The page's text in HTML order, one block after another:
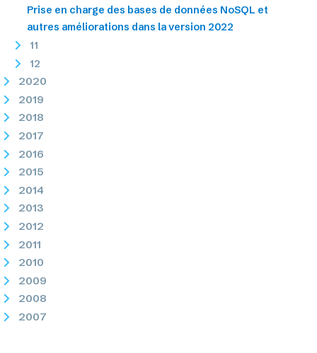
Prise en charge des bases de données NoSQL et
autres améliorations dans la version 2022
11
12
2020
2019
2018
2017
2016
2015
2014
2013
2012
2011
2010
2009
2008
2007